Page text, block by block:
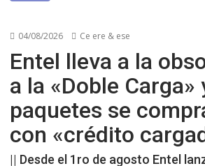
04/08/2026 Ce ere & ese
Entel lleva a la
a la «Doble Carga»
paquetes se
con «crédito
|| Desde el 1ro de agosto Entel